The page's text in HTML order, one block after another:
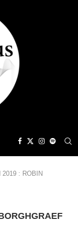
2019 : ROBIN